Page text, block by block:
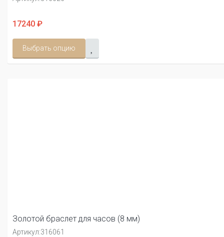
17240 ₽
Выбрать опцию
Золотой браслет для часов (8 мм)
Артикул:316061